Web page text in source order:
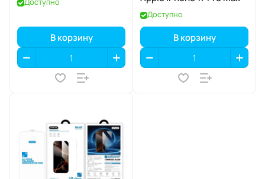
В корзину
Доступно
В корзину